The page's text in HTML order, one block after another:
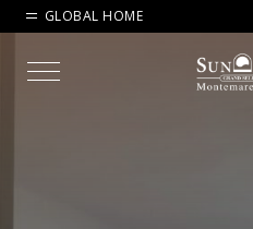
GLOBAL HOME
Menu